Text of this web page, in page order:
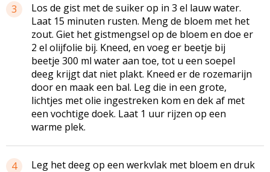
3
Los de gist met de suiker op in 3 el lauw water.
Laat 15 minuten rusten. Meng de bloem met het
zout. Giet het gistmengsel op de bloem en doe er
2 el olijfolie bij. Kneed, en voeg er beetje bij
beetje 300 ml water aan toe, tot u een soepel
deeg krijgt dat niet plakt. Kneed er de rozemarijn
door en maak een bal. Leg die in een grote,
lichtjes met olie ingestreken kom en dek af met
een vochtige doek. Laat 1 uur rijzen op een
warme plek.
4
Leg het deeg op een werkvlak met bloem en druk